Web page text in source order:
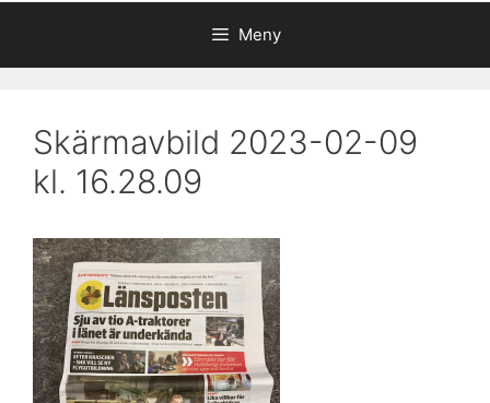
Meny
Skärmavbild 2023-02-09
kl. 16.28.09